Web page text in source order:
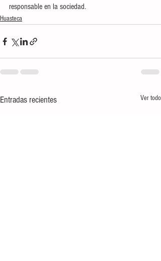
responsable en la sociedad.
Huasteca
Entradas recientes Ver todo